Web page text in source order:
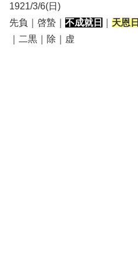
1921/3/6(日)
先負｜啓蟄｜ 不成就日 天恩日
｜二黒｜除｜虚